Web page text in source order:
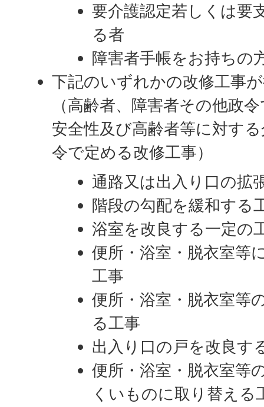
要介護認定若しくは要
る者
障害者手帳をお持ちの
下記のいずれかの改修工事
（高齢者、障害者その他政
安全性及び高齢者等に対す
令で定める改修工事）
通路又は出入り口の拡
階段の勾配を緩和する
浴室を改良する一定の
便所・浴室・脱衣室等
工事
便所・浴室・脱衣室等
る工事
出入り口の戸を改良す
便所・浴室・脱衣室等
くいものに取り替える